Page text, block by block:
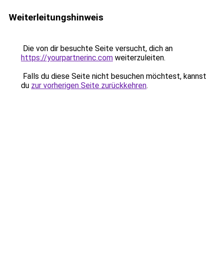
Weiterleitungshinweis
Die von dir besuchte Seite versucht, dich an
https://yourpartnerinc.com weiterzuleiten.
Falls du diese Seite nicht besuchen möchtest, kannst
du zur vorherigen Seite zurückkehren.